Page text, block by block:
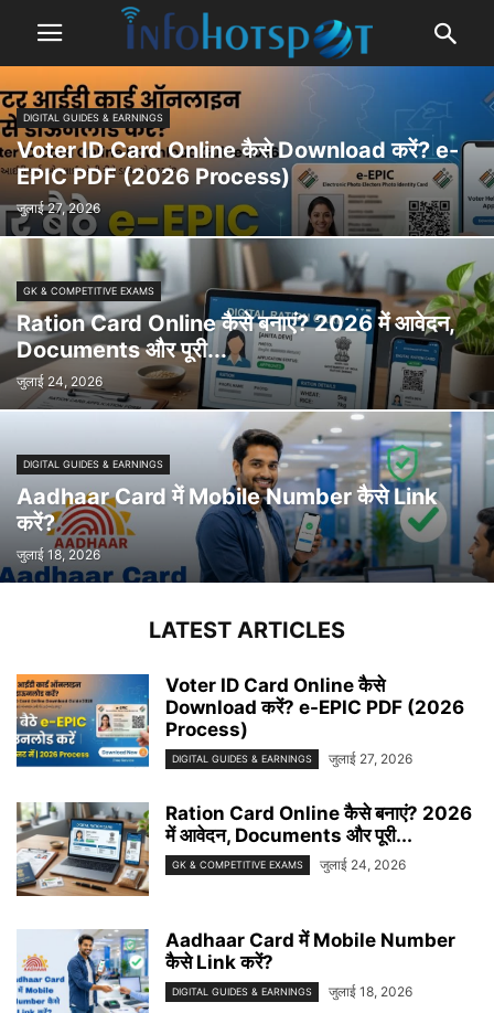
DIGITAL GUIDES & EARNINGS
Voter ID Card Online कैसे Download करें? e-
EPIC PDF (2026 Process)
जुलाई 27, 2026
GK & COMPETITIVE EXAMS
Ration Card Online कैसे बनाएं? 2026 में आवेदन,
Documents और पूरी...
जुलाई 24, 2026
DIGITAL GUIDES & EARNINGS
Aadhaar Card में Mobile Number कैसे Link
करें?
जुलाई 18, 2026
LATEST ARTICLES
Voter ID Card Online कैसे
Download करें? e-EPIC PDF (2026
Process)
DIGITAL GUIDES & EARNINGS जुलाई 27, 2026
Ration Card Online कैसे बनाएं? 2026
में आवेदन, Documents और पूरी...
GK & COMPETITIVE EXAMS जुलाई 24, 2026
Aadhaar Card में Mobile Number
कैसे Link करें?
DIGITAL GUIDES & EARNINGS जुलाई 18, 2026